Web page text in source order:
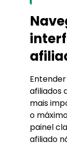
afiliados
mais
o
painel
afiliado